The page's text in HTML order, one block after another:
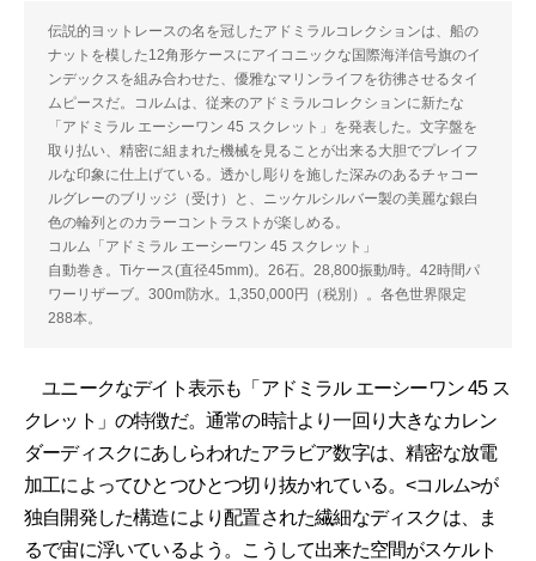
伝説的ヨットレースの名を冠したアドミラルコレクションは、船の
ナットを模した12角形ケースにアイコニックな国際海洋信号旗のイ
ンデックスを組み合わせた、優雅なマリンライフを彷彿させるタイ
ムピースだ。コルムは、従来のアドミラルコレクションに新たな
「アドミラル エーシーワン 45 スクレット」を発表した。文字盤を
取り払い、精密に組まれた機械を見ることが出来る大胆でプレイフ
ルな印象に仕上げている。透かし彫りを施した深みのあるチャコー
ルグレーのブリッジ（受け）と、ニッケルシルバー製の美麗な銀白
色の輪列とのカラーコントラストが楽しめる。
コルム「アドミラル エーシーワン 45 スクレット」
自動巻き。Tiケース(直径45mm)。26石。28,800振動/時。42時間パ
ワーリザーブ。300m防水。1,350,000円（税別）。各色世界限定
288本。
ユニークなデイト表示も「アドミラル エーシーワン 45 ス
クレット」の特徴だ。通常の時計より一回り大きなカレン
ダーディスクにあしらわれたアラビア数字は、精密な放電
加工によってひとつひとつ切り抜かれている。<コルム>が
独自開発した構造により配置された繊細なディスクは、ま
るで宙に浮いているよう。こうして出来た空間がスケルト